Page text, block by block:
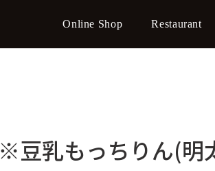
Online Shop Restaurant
※豆乳もっちりん(明